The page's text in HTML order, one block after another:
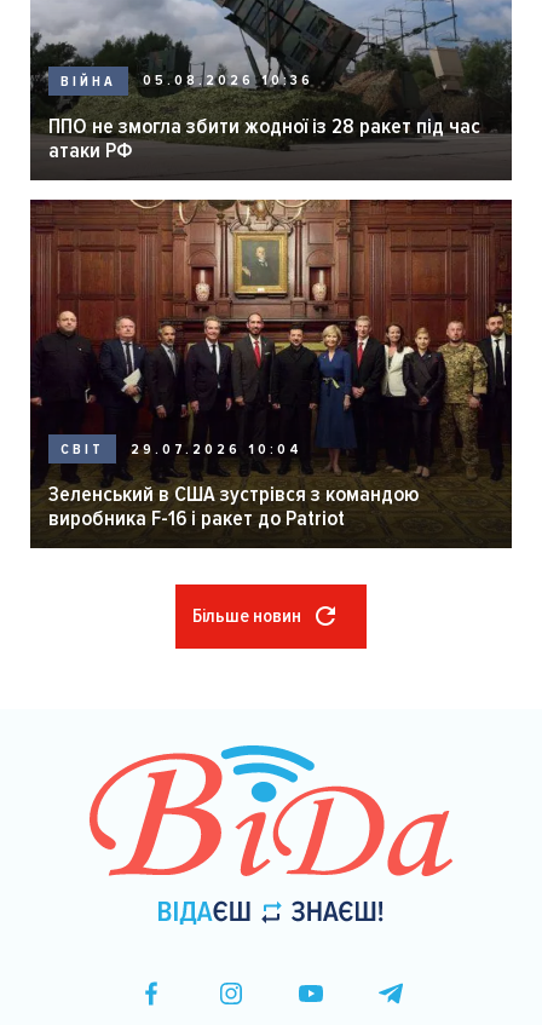
ВІЙНА 05.08.2026 10:36
ППО не змогла збити жодної із 28 ракет під час
атаки РФ
СВІТ 29.07.2026 10:04
Зеленський в США зустрівся з командою
виробника F-16 і ракет до Patriot
Більше новин